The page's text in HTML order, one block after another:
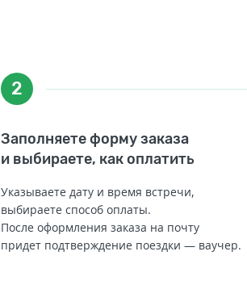
2
Заполняете форму заказа
и выбираете, как оплатить
Указываете дату и время встречи,
выбираете способ оплаты.
После оформления заказа на почту
придет подтверждение поездки — ваучер.